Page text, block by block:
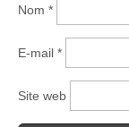
Nom *
E-mail *
Site web